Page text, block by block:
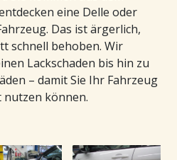
eine Delle oder
Das ist ärgerlich,
schnell behoben. Wir
Lackschaden bis hin zu
– damit Sie Ihr Fahrzeug
nutzen können.